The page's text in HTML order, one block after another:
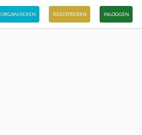
ORGANISEREN REGISTREREN INLOGGEN